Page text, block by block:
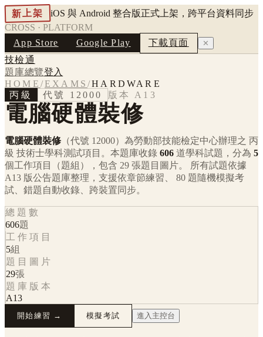
新上架
iOS 與 Android 整合版正式上架，跨平台資料同步
CROSS · PLATFORM
App Store
Google Play 下載頁面 ✕
技檢通
題庫總覽登入
HOME /EXAMS/HARDWARE
丙級
代號 12000 版本 A13
電腦硬體裝修
電腦硬體裝修 （代號 12000） 為勞動部技能檢定中心辦理之 丙
級 技術士學科測試項目。本題庫收錄 606 道學科試題，分為 5
個工作項目（題組），包含 29 張題目圖片。 所有試題依據
A13 版公告題庫整理，支援依章節練習、 80 題隨機模擬考
試、錯題自動收錄、跨裝置同步。
總題數
606題
工作項目
5組
題目圖片
29張
題庫版本
A13
開始練習 → 模擬考試 進入主控台